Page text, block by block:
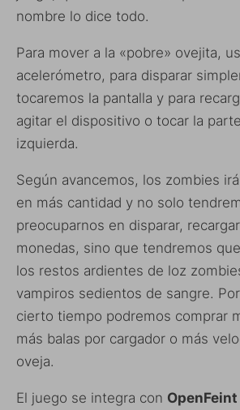
nombre lo dice todo.
Para mover a la «pobre» ovejita,
acelerómetro, para disparar
tocaremos la pantalla y para
agitar el dispositivo o tocar la
izquierda.
Según avancemos, los zombies
en más cantidad y no solo
preocuparnos en disparar,
monedas, sino que tendremos
los restos ardientes de loz
vampiros sedientos de sangre.
cierto tiempo podremos comprar
más balas por cargador o más
oveja.
El juego se integra con OpenFeint